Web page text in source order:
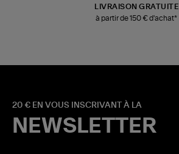
LIVRAISON GRATUITE
à partir de 150 € d'achat*
20 € EN VOUS INSCRIVANT À LA
NEWSLETTER